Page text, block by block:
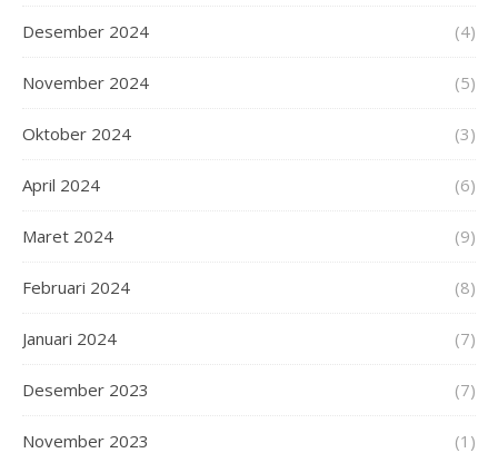
Desember 2024 (4)
November 2024 (5)
Oktober 2024 (3)
April 2024 (6)
Maret 2024 (9)
Februari 2024 (8)
Januari 2024 (7)
Desember 2023 (7)
November 2023 (1)